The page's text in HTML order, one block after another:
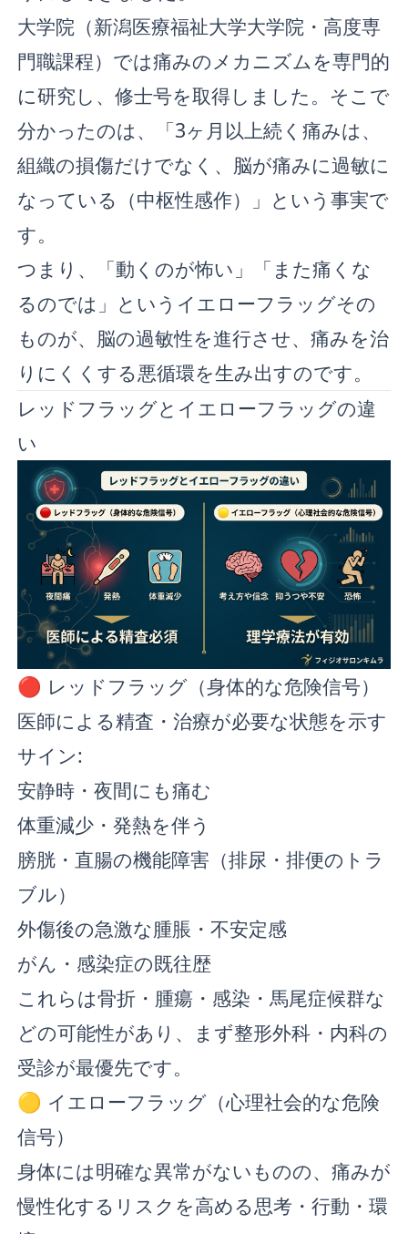
大学院（新潟医療福祉大学大学院・高度専
門職課程）では痛みのメカニズムを専門的
に研究し、修士号を取得しました。そこで
分かったのは、「3ヶ月以上続く痛みは、
組織の損傷だけでなく、脳が痛みに過敏に
なっている（中枢性感作）」という事実で
す。
つまり、「動くのが怖い」「また痛くな
るのでは」というイエローフラッグその
ものが、脳の過敏性を進行させ、痛みを治
りにくくする悪循環を生み出すのです。
レッドフラッグとイエローフラッグの違
い
🔴 レッドフラッグ（身体的な危険信号）
医師による精査・治療が必要な状態を示す
サイン:
安静時・夜間にも痛む
体重減少・発熱を伴う
膀胱・直腸の機能障害（排尿・排便のトラ
ブル）
外傷後の急激な腫脹・不安定感
がん・感染症の既往歴
これらは骨折・腫瘍・感染・馬尾症候群な
どの可能性があり、まず整形外科・内科の
受診が最優先です。
🟡 イエローフラッグ（心理社会的な危険
信号）
身体には明確な異常がないものの、痛みが
慢性化するリスクを高める思考・行動・環